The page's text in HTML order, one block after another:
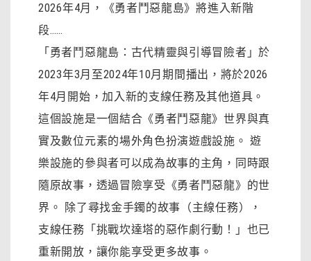
2026年4月，《勇者鬥惡龍島》將進入新階
段……
「勇者鬥惡龍島：古代精靈與引導冒險者」於
2023年3月至2024年10月期間播出，將於2026
年4月開始，加入新的支線任務及其他道具。
這個設施是一個結合《勇者鬥惡龍》世界與真
實及數位元素的場外角色扮演遊戲設施。 遊
樂設施的參與者可以成為故事的主角，同時跟
隨原故事，透過冒險享受《勇者鬥惡龍》的世
界。 除了尋找金手鐲的故事（主線任務），
支線任務「挑戰坎達塔的惡作劇行動！」也已
重新開放，讓你能享受更多故事。